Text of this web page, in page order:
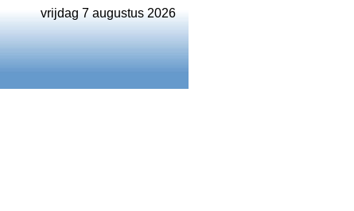
vrijdag 7 augustus 2026